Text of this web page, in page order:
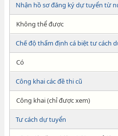
Nhận hồ sơ đăng ký dự tuyển từ
Không thể được
Chế độ thẩm định cá biệt tư cách
Có
Công khai các đề thi cũ
Công khai (chỉ được xem)
Tư cách dự tuyển